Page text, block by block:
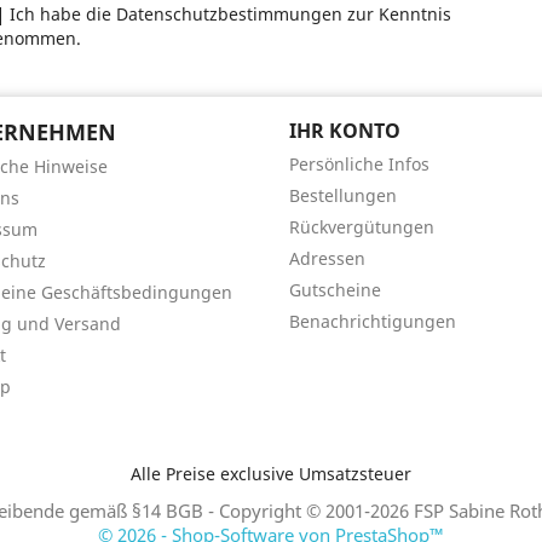
Ich habe die Datenschutzbestimmungen zur Kenntnis
Hinweise
Geschäftsbedingungen
und Versand
IHR KONTO
Persönliche Infos
Bestellungen
Rückvergütungen
Adressen
Gutscheine
Benachrichtigungen
Alle Preise exclusive Umsatzsteuer
gemäß §14 BGB - Copyright © 2001-2026 FSP Sabine
© 2026 - Shop-Software von PrestaShop™